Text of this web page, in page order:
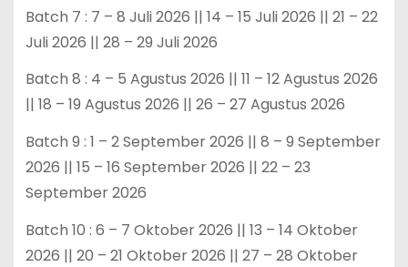
Batch 7 : 7 – 8 Juli 2026 || 14 – 15 Juli 2026 || 21 – 22
Juli 2026 || 28 – 29 Juli 2026
Batch 8 : 4 – 5 Agustus 2026 || 11 – 12 Agustus 2026
|| 18 – 19 Agustus 2026 || 26 – 27 Agustus 2026
Batch 9 : 1 – 2 September 2026 || 8 – 9 September
2026 || 15 – 16 September 2026 || 22 – 23
September 2026
Batch 10 : 6 – 7 Oktober 2026 || 13 – 14 Oktober
2026 || 20 – 21 Oktober 2026 || 27 – 28 Oktober